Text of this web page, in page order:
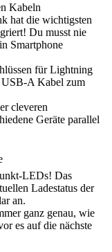
Kabeln
hat die wichtigsten
Du musst nie
Smartphone
für Lightning
A Kabel zum
cleveren
Geräte parallel
LEDs! Das
Ladestatus der
an.
ganz genau, wie
es auf die nächste